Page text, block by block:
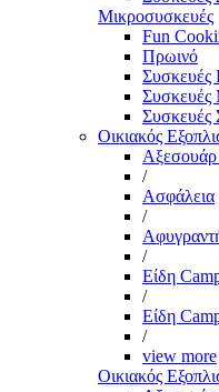
Μικροσυσκευές
Fun
Πρωινό
Συσκευές
Συσκευές
Συσκευές
Οικιακός
Αξεσουάρ
/
Ασφάλεια
/
/
Είδη
/
Είδη
/
view more
Οικιακός